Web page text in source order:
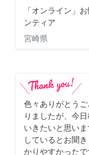
「オンライン」
ンティア
宮崎県
色々ありがとう
りましたが、今
いきたいと思い
しているとお聞
かりやすかった